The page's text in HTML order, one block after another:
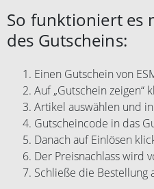
So funktioniert es
des Gutscheins:
Einen Gutschein von
Auf „Gutschein zeigen“
Artikel auswählen und
Gutscheincode in das
Danach auf Einlösen
Der Preisnachlass wird
Schließe die Bestellung